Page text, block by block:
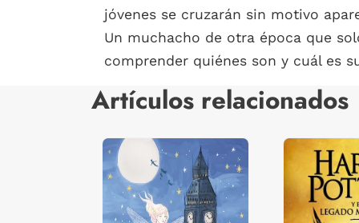
jóvenes se cruzarán sin motivo
Un muchacho de otra época que
comprender quiénes son y cuál es
Artículos relacionados